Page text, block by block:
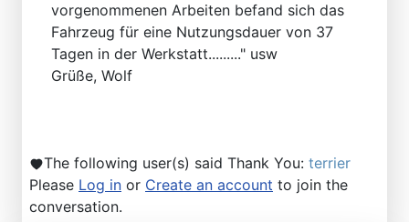
vorgenommenen Arbeiten befand sich das
Fahrzeug für eine Nutzungsdauer von 37
Tagen in der Werkstatt........." usw
Grüße, Wolf
The following user(s) said Thank You: terrier
Please Log in or Create an account to join the
conversation.